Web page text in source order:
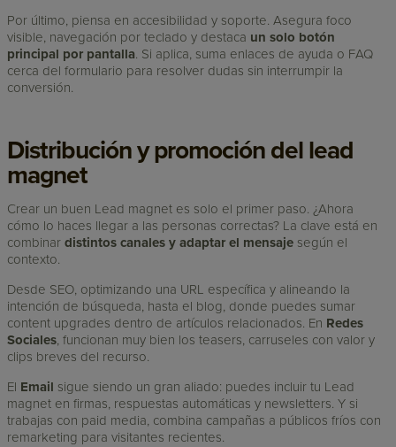
Por último, piensa en accesibilidad y soporte. Asegura foco
visible, navegación por teclado y destaca un solo botón
principal por pantalla. Si aplica, suma enlaces de ayuda o FAQ
cerca del formulario para resolver dudas sin interrumpir la
conversión.
Distribución y promoción del lead
magnet
Crear un buen Lead magnet es solo el primer paso. ¿Ahora
cómo lo haces llegar a las personas correctas? La clave está en
combinardistintos canales y adaptar el mensaje según el
contexto.
Desde SEO, optimizando una URL específica y alineando la
intención de búsqueda, hasta el blog, donde puedes sumar
content upgrades dentro de artículos relacionados. En Redes
Sociales, funcionan muy bien los teasers, carruseles con valor y
clips breves del recurso.
El Email sigue siendo un gran aliado: puedes incluir tu Lead
magnet en firmas, respuestas automáticas y newsletters. Y si
trabajas con paid media, combina campañas a públicos fríos con
remarketing para visitantes recientes.